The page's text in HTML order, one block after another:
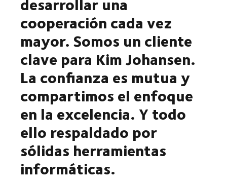
cooperación cada vez
mayor. Somos un cliente
clave para Kim Johansen.
La confianza es mutua y
compartimos el enfoque
en la excelencia. Y todo
ello respaldado por
sólidas herramientas
informáticas.